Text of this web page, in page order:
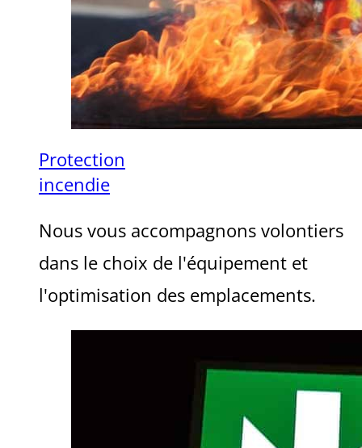
Protection
incendie
Nous vous accompagnons volontiers
dans le choix de l'équipement et
l'optimisation des emplacements.